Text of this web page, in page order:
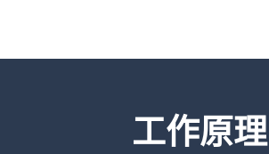
工作原理